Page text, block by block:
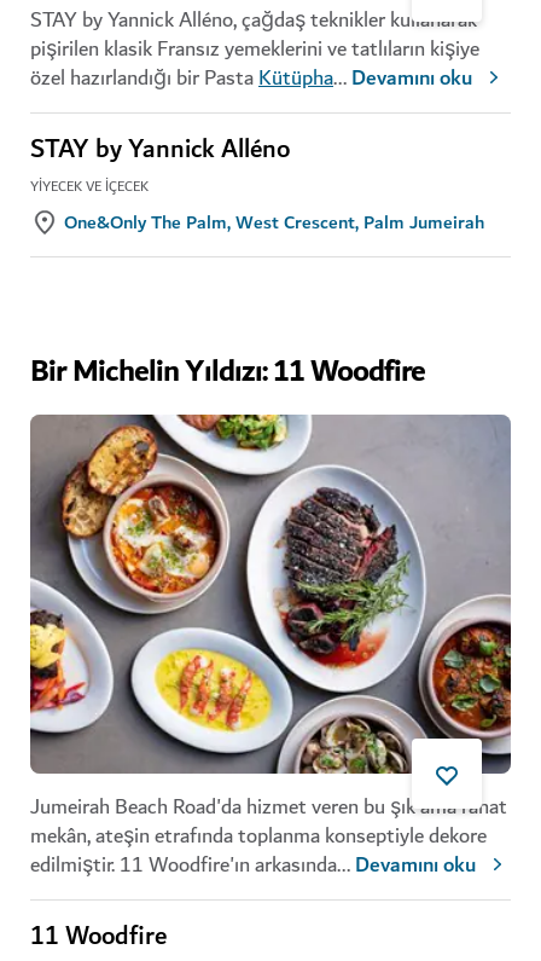
STAY by Yannick Alléno, çağdaş teknikler kullanarak
pişirilen klasik Fransız yemeklerini ve tatlıların kişiye
özel hazırlandığı bir PastaKütüpha...Devamını oku
STAY by Yannick Alléno
YIYECEK VE İÇECEK
One&Only The Palm, West Crescent, Palm Jumeirah
Bir Michelin Yıldızı: 11 Woodfire
Jumeirah Beach Road'da hizmet veren bu şık ama rahat
mekân, ateşin etrafında toplanma konseptiyle dekore
edilmiştir. 11 Woodfire'ın arkasında...Devamını oku
11 Woodfire